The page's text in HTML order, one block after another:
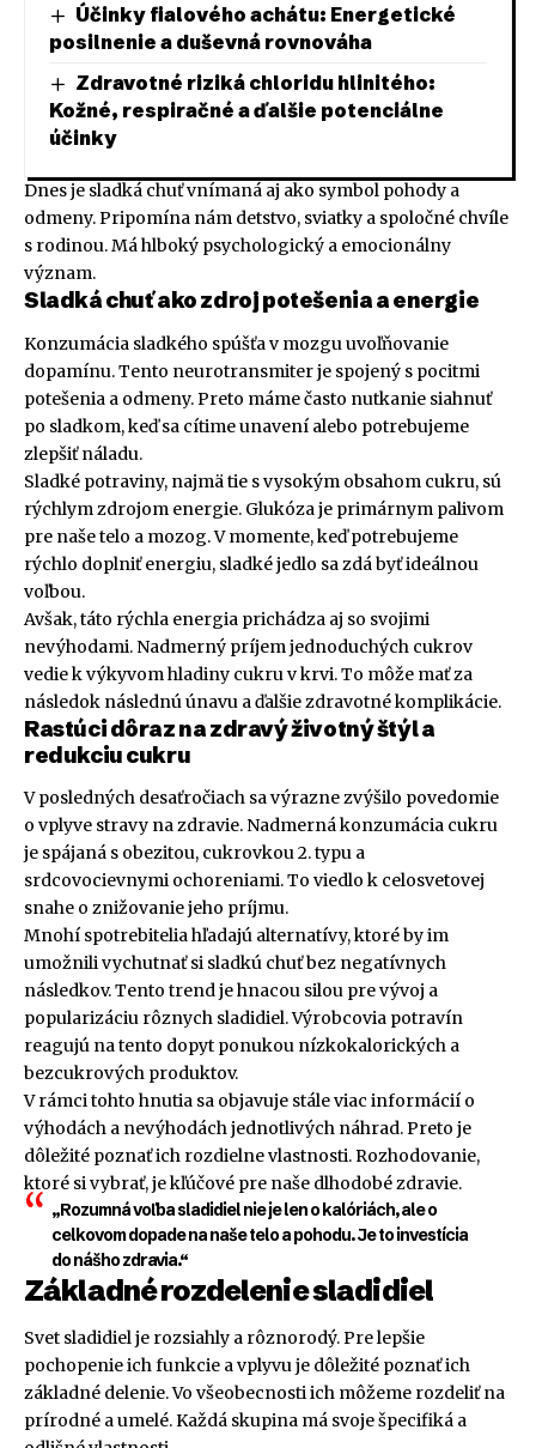
Účinky fialového achátu: Energetické
posilnenie a duševná rovnováha
Zdravotné riziká chloridu hlinitého:
Kožné, respiračné a ďalšie potenciálne
účinky
Dnes je sladká chuť vnímaná aj ako symbol pohody a
odmeny. Pripomína nám detstvo, sviatky a spoločné chvíle
s rodinou. Má hlboký psychologický a emocionálny
význam.
Sladká chuť ako zdroj potešenia a energie
Konzumácia sladkého spúšťa v mozgu uvoľňovanie
dopamínu. Tento neurotransmiter je spojený s pocitmi
potešenia a odmeny. Preto máme často nutkanie siahnuť
po sladkom, keď sa cítime unavení alebo potrebujeme
zlepšiť náladu.
Sladké potraviny, najmä tie s vysokým obsahom cukru, sú
rýchlym zdrojom energie. Glukóza je primárnym palivom
pre naše telo a mozog. V momente, keď potrebujeme
rýchlo doplniť energiu, sladké jedlo sa zdá byť ideálnou
voľbou.
Avšak, táto rýchla energia prichádza aj so svojimi
nevýhodami. Nadmerný príjem jednoduchých cukrov
vedie k výkyvom hladiny cukru v krvi. To môže mať za
následok následnú únavu a ďalšie zdravotné komplikácie.
Rastúci dôraz na zdravý životný štýl a
redukciu cukru
V posledných desaťročiach sa výrazne zvýšilo povedomie
o vplyve stravy na zdravie. Nadmerná konzumácia cukru
je spájaná s obezitou, cukrovkou 2. typu a
srdcovocievnymi ochoreniami. To viedlo k celosvetovej
snahe o znižovanie jeho príjmu.
Mnohí spotrebitelia hľadajú alternatívy, ktoré by im
umožnili vychutnať si sladkú chuť bez negatívnych
následkov. Tento trend je hnacou silou pre vývoj a
popularizáciu rôznych sladidiel. Výrobcovia potravín
reagujú na tento dopyt ponukou nízkokalorických a
bezcukrových produktov.
V rámci tohto hnutia sa objavuje stále viac informácií o
výhodách a nevýhodách jednotlivých náhrad. Preto je
dôležité poznať ich rozdielne vlastnosti. Rozhodovanie,
ktoré si vybrať, je kľúčové pre naše dlhodobé zdravie.
„Rozumná voľba sladidiel nie je len o kalóriách, ale o
celkovom dopade na naše telo a pohodu. Je to investícia
do nášho zdravia.“
Základné rozdelenie sladidiel
Svet sladidiel je rozsiahly a rôznorodý. Pre lepšie
pochopenie ich funkcie a vplyvu je dôležité poznať ich
základné delenie. Vo všeobecnosti ich môžeme rozdeliť na
prírodné a umelé. Každá skupina má svoje špecifiká a